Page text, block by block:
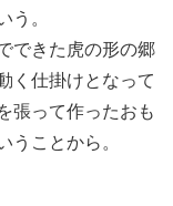
う。
できた虎の形の郷
く仕掛けとなって
張って作ったおも
うことから。